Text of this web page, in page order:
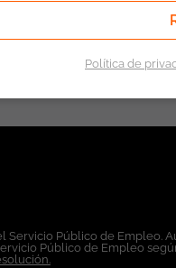
y ejecución de scripts para la
Lugar de Trabajo: Bogotá. Modalidad
1
Servicio Público de Empleo.
Público de Empleo
Política de